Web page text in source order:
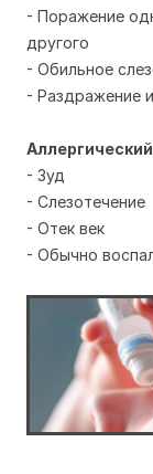
- Поражение
другого
- Обильное
- Раздражение
- Зуд
- Слезотечение
- Отек век
- Обычно